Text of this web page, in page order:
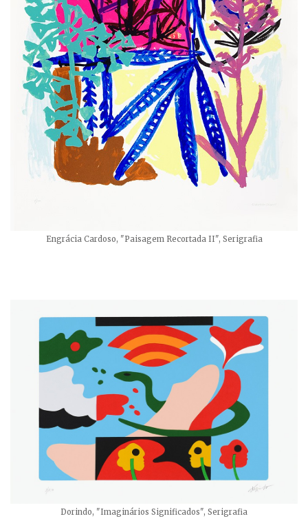
Engrácia Cardoso, "Paisagem Recortada II", Serigrafia
Dorindo, "Imaginários Significados", Serigrafia